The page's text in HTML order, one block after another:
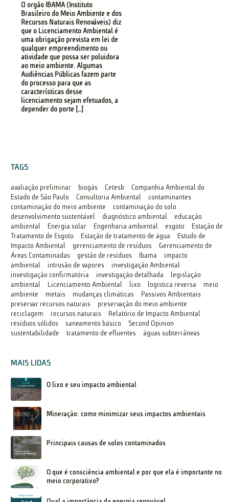
O órgão IBAMA (Instituto
Brasileiro do Meio Ambiente e dos
Recursos Naturais Renováveis) diz
que o Licenciamento Ambiental é
uma obrigação prevista em lei de
qualquer empreendimento ou
atividade que possa ser poluidora
ao meio ambiente. Algumas
Audiências Públicas fazem parte
do processo para que as
características desse
licenciamento sejam efetuados, a
depender do porte […]
TAGS
avaliação preliminar biogás Cetesb
Companhia Ambiental do
Estado de São Paulo
Consultoria Ambiental
contaminantes
contaminação do meio ambiente
contaminação do solo
desenvolvimento sustentável
diagnóstico ambiental
educação
ambiental
Energia solar Engenharia ambiental esgoto
Estação de
Tratamento de Esgoto
Estação de tratamento de água
Estudo de
Impacto Ambiental
gerenciamento de resíduos
Gerenciamento de
Áreas Contaminadas
gestão de resíduos Ibama
impacto
ambiental
intrusão de vapores
investigação Ambiental
investigação confirmatória
investigação detalhada
legislação
ambiental
Licenciamento Ambiental lixo logística reversa
meio
ambiente
metais mudanças climáticas
Passivos Ambientais
preservar recursos naturais
preservação do meio ambiente
reciclagem
recursos naturais
Relatório de Impacto Ambiental
resíduos sólidos
saneamento básico
Second Opinion
sustentabilidade
tratamento de efluentes águas subterrâneas
MAIS LIDAS
O lixo e seu impacto ambiental
Mineração: como minimizar seus impactos ambientais
Principais causas de solos contaminados
O que é consciência ambiental e por que ela é importante no
meio corporativo?